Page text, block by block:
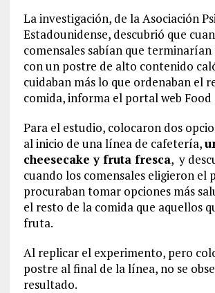
La investigación, de la Asociación
Estadounidense, descubrió que
comensales sabían que
con un postre de alto contenido
cuidaban más lo que ordenaban el
comida, informa el portal web Food
Para el estudio, colocaron dos
al inicio de una línea de cafetería,
cheesecake y fruta fresca, y
cuando los comensales eligieron el
procuraban tomar opciones más
el resto de la comida que aquellos
fruta.
Al replicar el experimento, pero
postre al final de la línea, no se
resultado.